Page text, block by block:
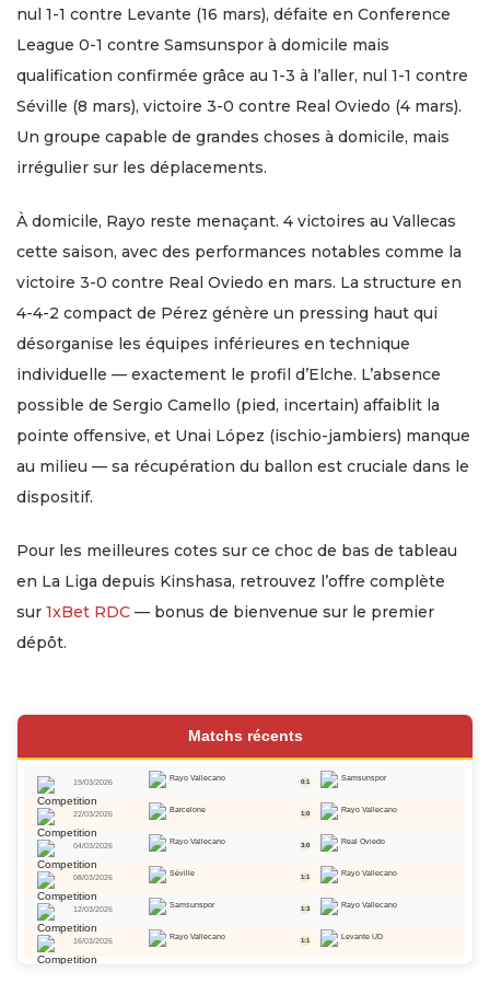
nul 1-1 contre Levante (16 mars), défaite en Conference
League 0-1 contre Samsunspor à domicile mais
qualification confirmée grâce au 1-3 à l’aller, nul 1-1 contre
Séville (8 mars), victoire 3-0 contre Real Oviedo (4 mars).
Un groupe capable de grandes choses à domicile, mais
irrégulier sur les déplacements.
À domicile, Rayo reste menaçant. 4 victoires au Vallecas
cette saison, avec des performances notables comme la
victoire 3-0 contre Real Oviedo en mars. La structure en
4-4-2 compact de Pérez génère un pressing haut qui
désorganise les équipes inférieures en technique
individuelle — exactement le profil d’Elche. L’absence
possible de Sergio Camello (pied, incertain) affaiblit la
pointe offensive, et Unai López (ischio-jambiers) manque
au milieu — sa récupération du ballon est cruciale dans le
dispositif.
Pour les meilleures cotes sur ce choc de bas de tableau
en La Liga depuis Kinshasa, retrouvez l’offre complète
sur 1xBet RDC — bonus de bienvenue sur le premier
dépôt.
Matchs récents
19/03/2026
Rayo Vallecano 0:1 Samsunspor
22/03/2026
Barcelone 1:0 Rayo Vallecano
04/03/2026
Rayo Vallecano 3:0 Real Oviedo
08/03/2026
Séville 1:1 Rayo Vallecano
12/03/2026
Samsunspor 1:3 Rayo Vallecano
16/03/2026
Rayo Vallecano 1:1 Levante UD